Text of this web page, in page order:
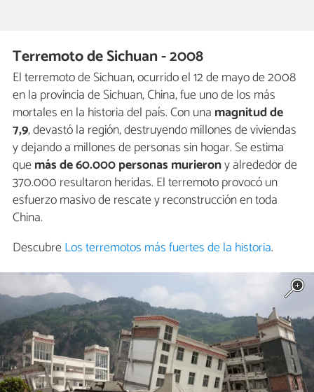
Terremoto de Sichuan - 2008
El terremoto de Sichuan, ocurrido el 12 de mayo de 2008
en la provincia de Sichuan, China, fue uno de los más
mortales en la historia del país. Con una magnitud de
7,9, devastó la región, destruyendo millones de viviendas
y dejando a millones de personas sin hogar. Se estima
quemás de 60.000 personas murierony alrededor de
370.000 resultaron heridas. El terremoto provocó un
esfuerzo masivo de rescate y reconstrucción en toda
China.
DescubreLos terremotos más fuertes de la historia.